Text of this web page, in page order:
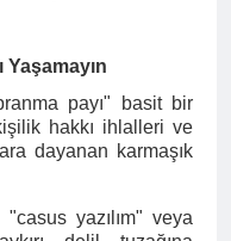
payı" basit bir
hakkı ihlalleri ve
dayanan karmaşık
yazılım" veya